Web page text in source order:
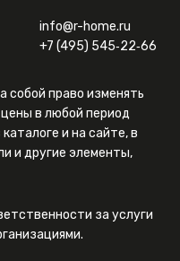
info@r-home.ru
+7 (495) 545‑22‑66
собой право изменять
в любой период
и на сайте, в
и другие элементы,
за услуги